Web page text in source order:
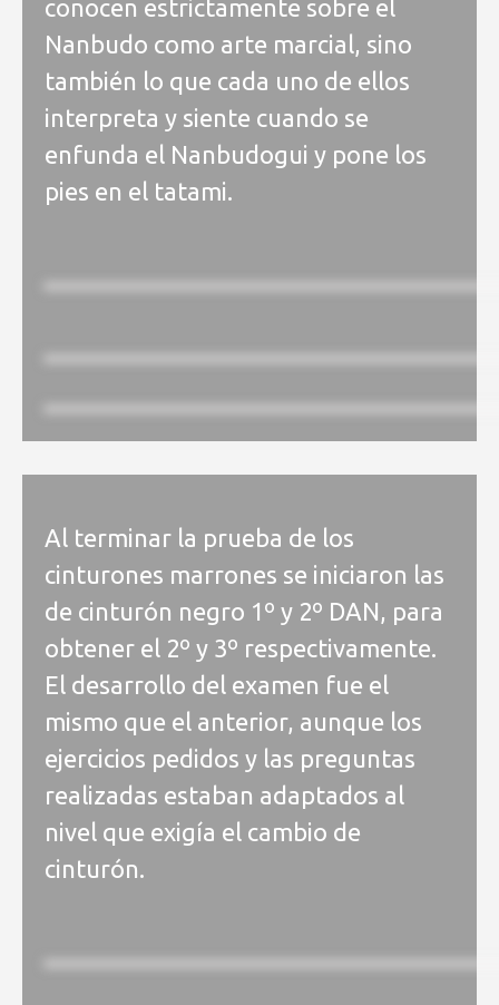
conocen estrictamente sobre el
Nanbudo como arte marcial, sino
también lo que cada uno de ellos
interpreta y siente cuando se
enfunda el Nanbudogui y pone los
pies en el tatami.
Al terminar la prueba de los
cinturones marrones se iniciaron las
de cinturón negro 1º y 2º DAN, para
obtener el 2º y 3º respectivamente.
El desarrollo del examen fue el
mismo que el anterior, aunque los
ejercicios pedidos y las preguntas
realizadas estaban adaptados al
nivel que exigía el cambio de
cinturón.